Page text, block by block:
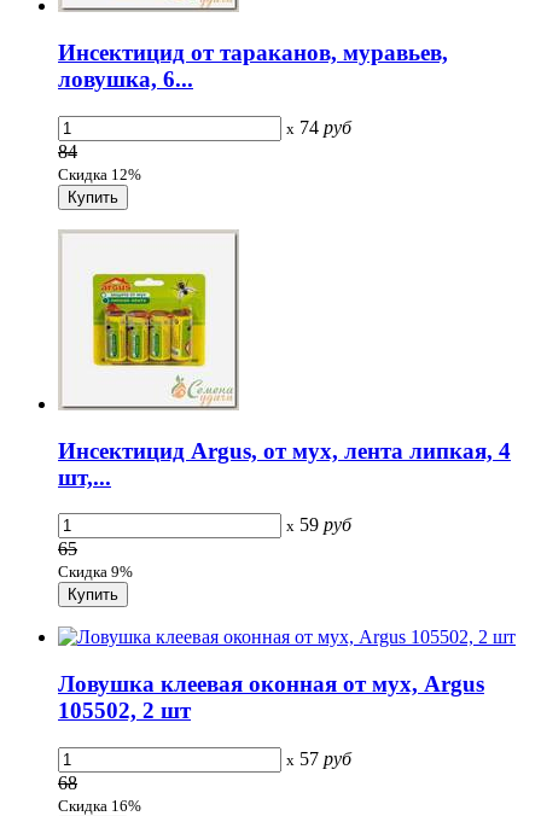
Инсектицид от тараканов, муравьев,
ловушка, 6...
x 74 руб
84
Скидка 12%
Инсектицид Argus, от мух, лента липкая, 4
шт,...
x 59 руб
65
Скидка 9%
Ловушка клеевая оконная от мух, Argus
105502, 2 шт
x 57 руб
68
Скидка 16%